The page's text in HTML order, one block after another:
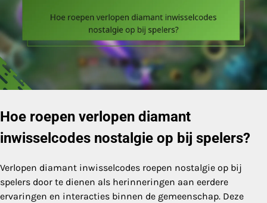
Hoe roepen verlopen diamant
inwisselcodes nostalgie op bij spelers?
Verlopen diamant inwisselcodes roepen nostalgie op bij
spelers door te dienen als herinneringen aan eerdere
ervaringen en interacties binnen de gemeenschap. Deze